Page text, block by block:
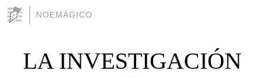
NOEMÁGICO
LA INVESTIGACIÓN